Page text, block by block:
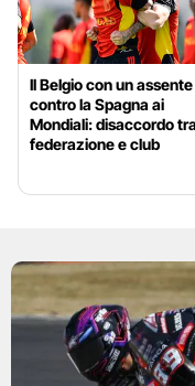
Il Belgio con un assente
contro la Spagna ai
Mondiali: disaccordo
federazione e club